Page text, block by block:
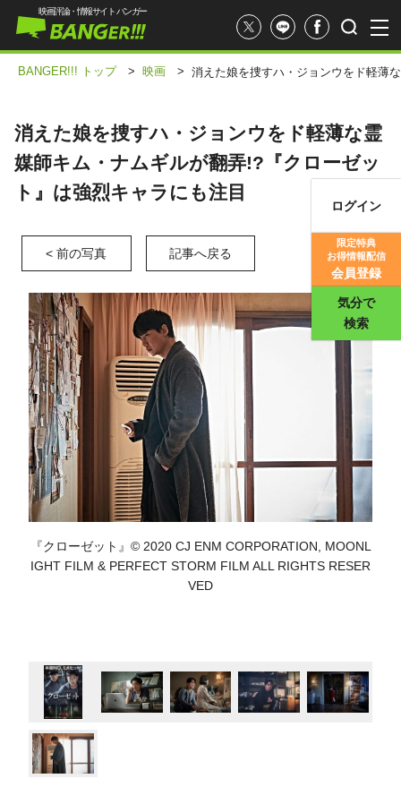
映画評価
映画評論・情報サイト バンガー
ログイン
限定特典
お得情報配信
会員登録
気分で
検索
BANGER!!! トップ > 映画 > 消えた娘を捜すハ・ジョンウをド軽薄
消えた娘を捜すハ・ジョンウをド軽薄な霊
媒師キム・ナムギルが翻弄!?『クローゼッ
ト』は強烈キャラにも注目
< 前の写真 記事へ戻る
『クローゼット』© 2020 CJ ENM CORPORATION, MOONL
IGHT FILM & PERFECT STORM FILM ALL RIGHTS RESER
VED